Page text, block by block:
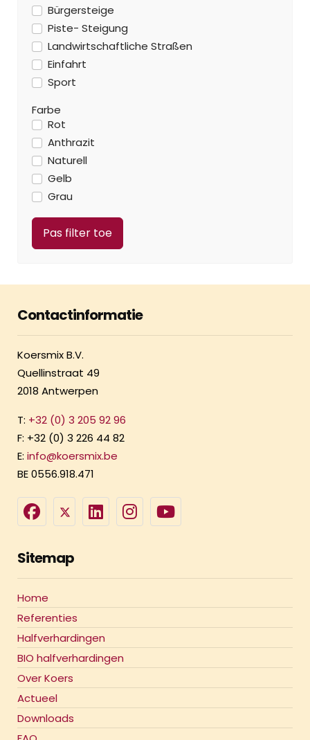
Bürgersteige
Piste- Steigung
Landwirtschaftliche Straßen
Einfahrt
Sport
Farbe
Rot
Anthrazit
Naturell
Gelb
Grau
Contactinformatie
Koersmix B.V.
Quellinstraat 49
2018 Antwerpen
T: +32 (0) 3 205 92 96
F: +32 (0) 3 226 44 82
E: info@koersmix.be
BE 0556.918.471
Sitemap
Home
Referenties
Halfverhardingen
BIO halfverhardingen
Over Koers
Actueel
Downloads